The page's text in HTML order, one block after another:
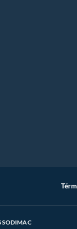
SODIMAC